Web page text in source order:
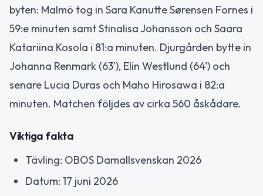
byten: Malmö tog in Sara Kanutte Sørensen Fornes i
59:e minuten samt Stinalisa Johansson och Saara
Katariina Kosola i 81:a minuten. Djurgården bytte in
Johanna Renmark (63'), Elin Westlund (64') och
senare Lucia Duras och Maho Hirosawa i 82:a
minuten. Matchen följdes av cirka 560 åskådare.
Viktiga fakta
Tävling: OBOS Damallsvenskan 2026
Datum: 17 juni 2026